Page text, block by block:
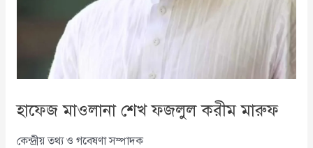
হাফেজ মাওলানা শেখ ফজলুল করীম মারুফ
কেন্দ্রীয় তথ্য ও গবেষণা সম্পাদক